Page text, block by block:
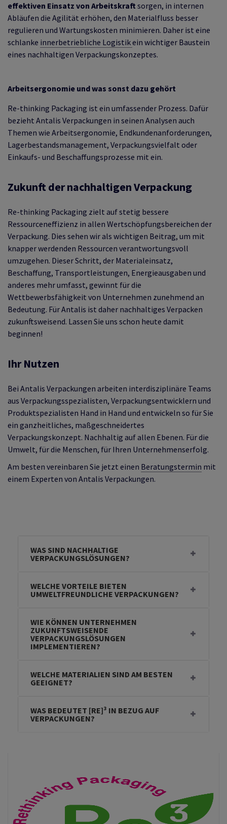
effektiven Einsatz von Arbeitskraft sorgen, in internen
Abläufen die Agilität erhöhen, den Materialfluss besser
regulieren und Wartungskosten minimieren. Daher ist eine
schlanke innerbetriebliche Logistikein wichtiger Baustein
eines nachhaltigen Verpackungskonzeptes.
Arbeitsergonomie und was sonst dazu gehört
Re-thinking Packaging ist ein umfassender Prozess. Dafür
bezieht Antalis Verpackungen in seinen Analysen auch
Themen wie Arbeitsergonomie, Endkundenanforderungen,
Lagerbestandsmanagement, Verpackungsvielfalt oder
Einkaufs- und Beschaffungsprozesse mit ein.
Zukunft der nachhaltigen Verpackung
Re-thinking Packaging zielt auf stetig bessere
Ressourceneffizienz in allen Wertschöpfungsbereichen der
Verpackung. Dies sehen wir als wichtigen Beitrag, um mit
knapper werdenden Ressourcen verantwortungsvoll
umzugehen. Dieser Schritt, der Materialeinsatz,
Beschaffung, Transportleistungen, Energieausgaben und
anderes mehr umfasst, gewinnt für die
Wettbewerbsfähigkeit von Unternehmen zunehmend an
Bedeutung. Für Antalis ist daher nachhaltiges Verpacken
zukunftsweisend. Lassen Sie uns schon heute damit
beginnen!
Ihr Nutzen
Bei Antalis Verpackungen arbeiten interdisziplinäre Teams
aus Verpackungsspezialisten, Verpackungsentwicklern und
Produktspezialisten Hand in Hand und entwickeln so für Sie
ein ganzheitliches, maßgeschneidertes
Verpackungskonzept. Nachhaltig auf allen Ebenen. Für die
Umwelt, für die Menschen, für Ihren Unternehmenserfolg.
Am besten vereinbaren Sie jetzt einen Beratungstermin mit
einem Experten von Antalis Verpackungen.
WAS SIND NACHHALTIGE
VERPACKUNGSLÖSUNGEN?
WELCHE VORTEILE BIETEN
UMWELTFREUNDLICHE VERPACKUNGEN?
WIE KÖNNEN UNTERNEHMEN
ZUKUNFTSWEISENDE
VERPACKUNGSLÖSUNGEN
IMPLEMENTIEREN?
WELCHE MATERIALIEN SIND AM BESTEN
GEEIGNET?
WAS BEDEUTET [RE]³ IN BEZUG AUF
VERPACKUNGEN?